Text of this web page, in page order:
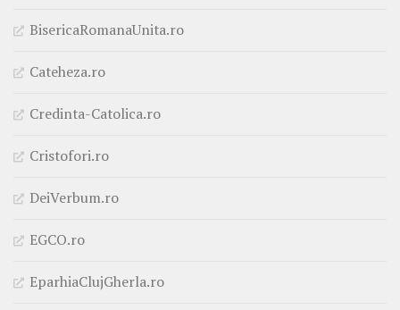
BisericaRomanaUnita.ro
Cateheza.ro
Credinta-Catolica.ro
Cristofori.ro
DeiVerbum.ro
EGCO.ro
EparhiaClujGherla.ro